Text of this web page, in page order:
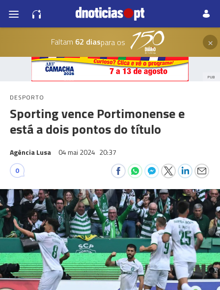
Faltam 62 diaspara os ×
PUB
DESPORTO
Sporting vence Portimonense e
está a dois pontos do título
Agência Lusa 04 mai 2024 20:37
0